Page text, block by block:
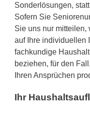
Sonderlösungen,
Sofern Sie
Sie uns nur mitteilen,
auf Ihre individuellen
fachkundige
beziehen, für den
Ihren Ansprüchen
Ihr